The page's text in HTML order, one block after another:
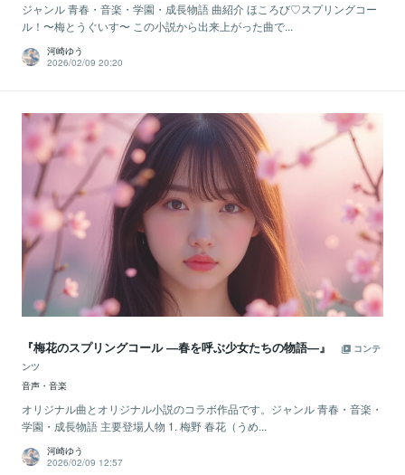
ジャンル 青春・音楽・学園・成長物語 曲紹介 ほころび♡スプリングコー
ル！〜梅とうぐいす〜 この小説から出来上がった曲で...
河崎ゆう
2026/02/09 20:20
『梅花のスプリングコール ―春を呼ぶ少女たちの物語―』
コンテ
ンツ
音声・音楽
オリジナル曲とオリジナル小説のコラボ作品です。ジャンル 青春・音楽・
学園・成長物語 主要登場人物 1. 梅野 春花（うめ...
河崎ゆう
2026/02/09 12:57